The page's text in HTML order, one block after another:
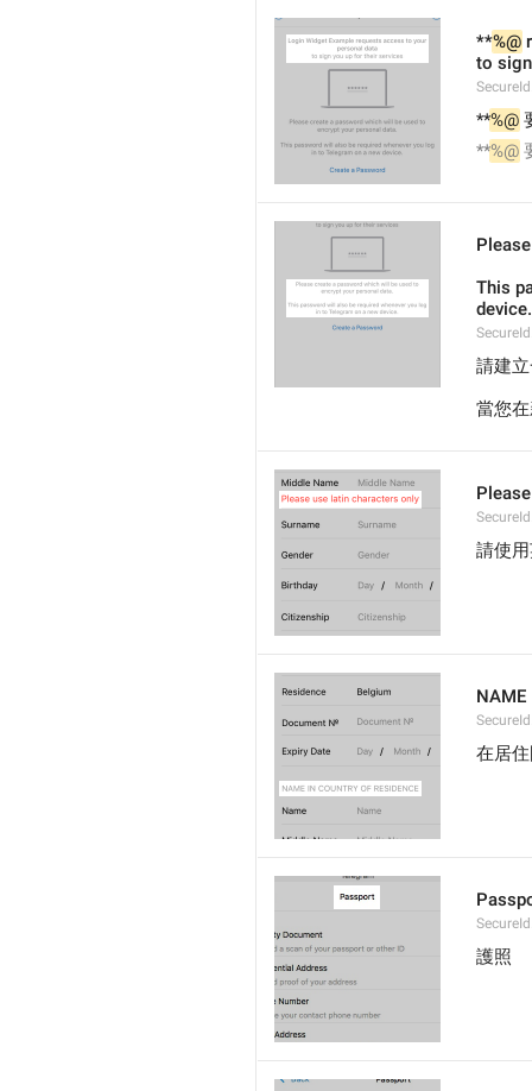
**%@
to
**%@
**%@
This
device.
請建
當您
請使
NAME
在居
護照